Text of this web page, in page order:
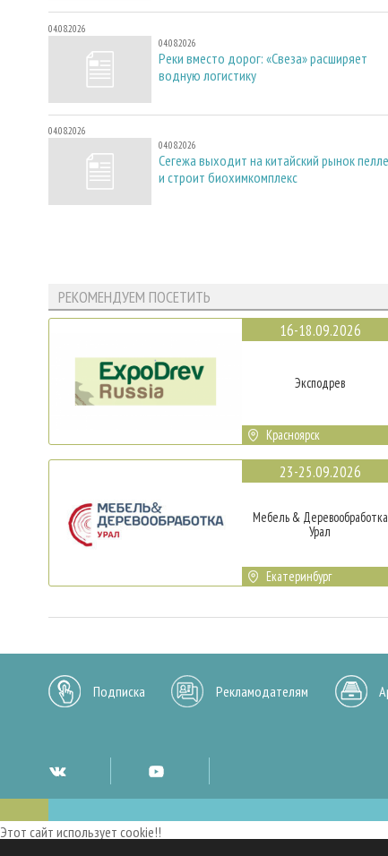
04.08.2026
04.08.2026
Реки вместо дорог: «Свеза» расширяет
водную логистику
04.08.2026
04.08.2026
Сегежа выходит на китайский рынок
и строит биохимкомплекс
РЕКОМЕНДУЕМ ПОСЕТИТЬ
16-18.09.2026
Эксподрев
Красноярск
23-25.09.2026
Мебель & Деревообработка
Урал
Екатеринбург
Подписка Рекламодателям
Этот сайт использует cookie!!